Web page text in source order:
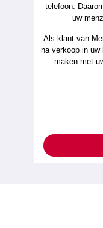
telefoon.
uw
Als klant van
na verkoop in uw
maken met